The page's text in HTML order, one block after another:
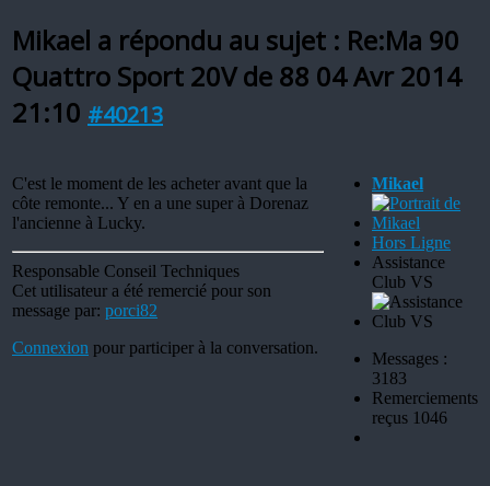
Mikael a répondu au sujet : Re:Ma 90
Quattro Sport 20V de 88 04 Avr 2014
21:10 #40213
C'est le moment de les acheter avant que la
côte remonte... Y en a une super à Dorenaz
l'ancienne à Lucky.
Responsable Conseil Techniques
Cet utilisateur a été remercié pour son
message par: porci82
Connexion pour participer à la conversation.
Mikael
Hors Ligne
Assistance
Club VS
Messages :
3183
Remerciements
reçus 1046